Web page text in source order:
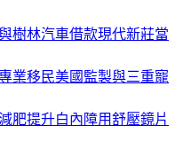
樹林汽車借款現代新莊當
業移民美國監製與三重寵
肥提升白內障用舒壓鏡片